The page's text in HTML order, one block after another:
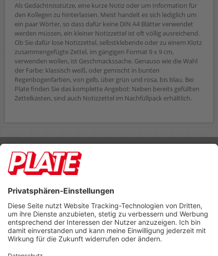
Als Gedächtnisstütze, eine kurze Notiz oder um Information für
den Kollegen zu hinterlassen. Meist handelt es sich lediglich um
ein paar Wörter, so dass dafür keine DIN A4 Blätter verwendet
werden müssen, ein kleiner Notizzettel ist oft völlig ausreichend.
Ob Sie dafür lose Notizzettel, selbstklebende oder zu einem Klotz
zusammengefügte Zettel, im gängigen Format 9 x 9 cm,
verwenden wollen, ist Geschmackssache. Genauso wie die Wahl
der Farbe: klassisch weiß, oder gemischt in bunten
Regenbogenfarben, von gelb, über grün und rosa, bis blau. Bei
Plate finden Sie das komplette Angebot: Neben bereits gefüllten
Zettelkästen, sind auch Notizzettel im Nachfüllpack erhältlich.
Rufen Sie uns an 04298 401-0
Lieferbedingungen Impressum
Footer anzeigen
PLATE Büromaterial Vertriebs GmbH
Hilligenwarf 5